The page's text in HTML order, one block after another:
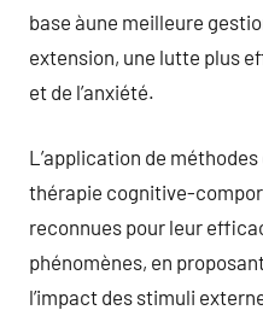
base àune meilleure
extension, une lutte plus
et de l’anxiété.
L’application de
thérapie cognitive-
reconnues pour leur
phénomènes, en
l’impact des stimuli